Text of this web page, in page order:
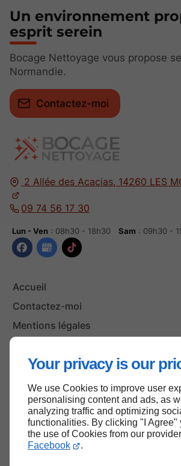
Your privacy is our
We use Cookies to improve user
personalising content and ads, as
analyzing traffic and optimizing
functionalities. By clicking "I Agree"
the use of Cookies from our
Facebook
.
2 Allée des Acacias, 14260 LES
09 74 56 17 30
Lun - Ven : 08h30 - 18h30 Sam : 09h30 -
Accueil
Contactez-moi
Mentions légales
Un environnement
esprit serein
Bocage Nettoyage vous propose
Normandie.
Contactez-moi
Haut de page